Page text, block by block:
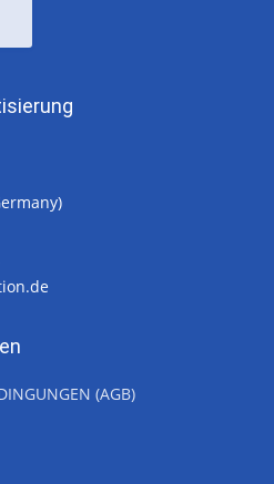
(AGB)